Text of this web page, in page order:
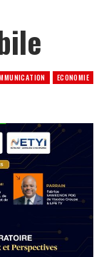
ECONOMIE